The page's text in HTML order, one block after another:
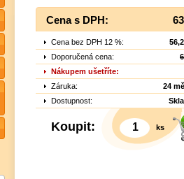
Cena s DPH:
Cena bez DPH 12 %:
Doporučená cena:
Nákupem ušetříte:
Záruka:
24
Dostupnost:
Koupit: ks